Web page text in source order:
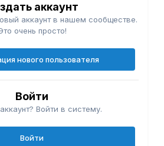
аккаунт
аккаунт в нашем сообществе.
очень просто!
нового пользователя
Войти
Войти в систему.
Войти